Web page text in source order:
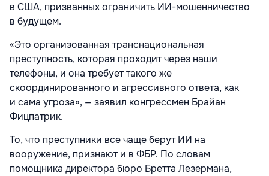
в США, призванных ограничить ИИ-мошенничество
в будущем.
«Это организованная транснациональная
преступность, которая проходит через наши
телефоны, и она требует такого же
скоординированного и агрессивного ответа, как
и сама угроза», — заявил конгрессмен Брайан
Фицпатрик.
То, что преступники все чаще берут ИИ на
вооружение, признают и в ФБР. По словам
помощника директора бюро Бретта Лезермана,